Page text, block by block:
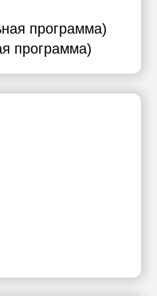
программа)
программа)